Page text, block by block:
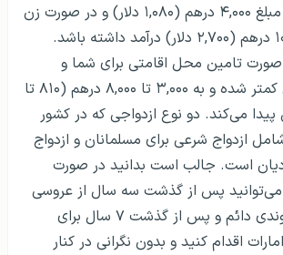
بودن باید ماهانه مبلغ ۴,۰۰۰ درهم (۱,۰۸۰ دلار) و در صورت زن
بودن ماهانه ۱۰,۰۰۰ درهم (۲,۷۰۰ دلار) درآمد داشته باشد.
صورت تامین محل اقامتی برای شما و
خانواده جدیدتان کمتر شده و به ۳,۰۰۰ تا ۸,۰۰۰ درهم (۸۱۰ تا
پیدا می‌کند. دو نوع ازدواجی که در کشور
ازدواج شرعی برای مسلمانان و ازدواج
است. جالب است بدانید در صورت
پس از گذشت سه سال از عروسی
برای دریافت شهروندی دائم و پس از گذشت ۷ سال برای
اقدام کنید و بدون نگرانی در کنار